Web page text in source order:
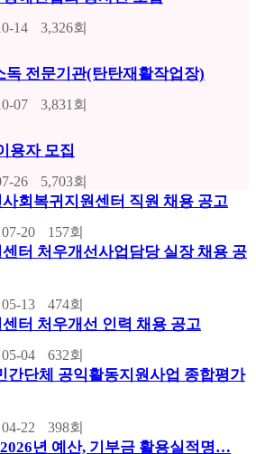
14 3,326회
독 전문기관(탄탄재활작업장)
07 3,831 회
용자 모집
26 5,703회
회복귀지원센터 직원 채용 공고
07-20 157회
터 처우개선사업담당 실장 채용 공
05-13 474회
터 처우개선 인력 채용 공고
05-04 632회
간단체 공익활동지원사업 종합평가
04-22 398회
년 예산, 기부금 활용실적명…